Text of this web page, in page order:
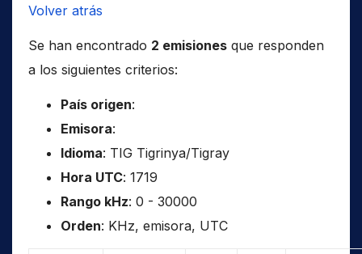
Volver atrás
Se han encontrado 2 emisiones que responden
a los siguientes criterios:
País origen:
Emisora:
Idioma: TIG Tigrinya/Tigray
Hora UTC: 1719
Rango kHz: 0 - 30000
Orden: KHz, emisora, UTC